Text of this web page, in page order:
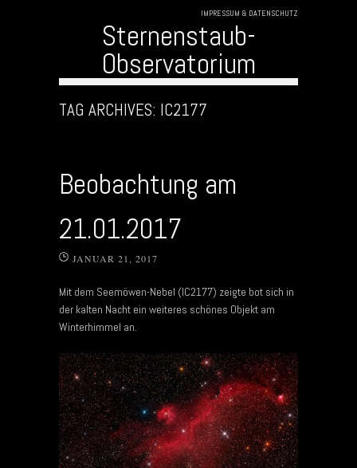
IMPRESSUM & DATENSCHUTZ
Sternenstaub-
Observatorium
TAG ARCHIVES: IC2177
Beobachtung am
21.01.2017
JANUAR 21, 2017
Mit dem Seemöwen-Nebel (IC2177) zeigte bot sich in
der kalten Nacht ein weiteres schönes Objekt am
Winterhimmel an.